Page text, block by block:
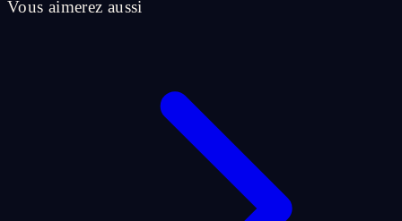
Vous aimerez aussi